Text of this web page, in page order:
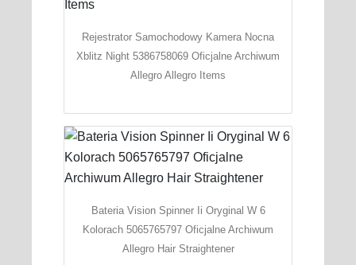
Rejestrator Samochodowy Kamera Nocna
Xblitz Night 5386758069 Oficjalne Archiwum
Allegro Allegro Items
Bateria Vision Spinner Ii Oryginal W 6
Kolorach 5065765797 Oficjalne Archiwum
Allegro Hair Straightener